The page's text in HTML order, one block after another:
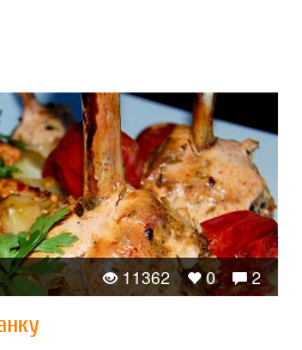
2
0
11362